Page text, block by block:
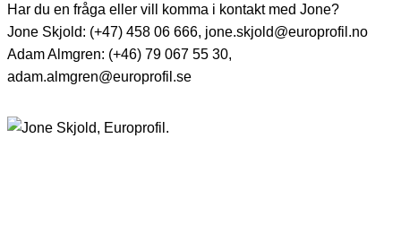
Har du en fråga eller vill komma i kontakt med Jone?
Jone Skjold: (+47) 458 06 666, jone.skjold@europrofil.no
Adam Almgren: (+46) 79 067 55 30,
adam.almgren@europrofil.se